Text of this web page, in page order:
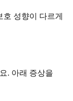
성향이 다르게
. 아래 증상을